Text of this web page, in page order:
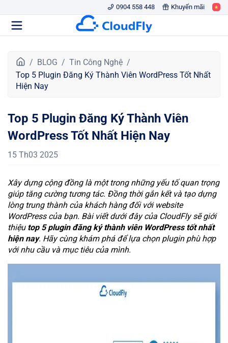
0904 558 448 Khuyến mãi
r
a
c
ủ
BLOG
Tin Công Nghệ
Top 5 Plugin Đăng Ký Thành Viên WordPress Tốt Nhất
Hiện Nay
Top 5 Plugin Đăng Ký Thành Viên
WordPress Tốt Nhất Hiện Nay
15 Th03 2025
Xây dựng cộng đồng là một trong những yếu tố quan trọng
giúp tăng cường tương tác. Đồng thời gắn kết và tạo dựng
lòng trung thành của khách hàng đối với website
WordPress của bạn. Bài viết dưới đây của CloudFly sẽ giới
thiệu top 5 plugin đăng ký thành viên WordPress tốt nhất
hiện nay. Hãy cùng khám phá để lựa chọn plugin phù hợp
với nhu cầu và mục tiêu của mình.